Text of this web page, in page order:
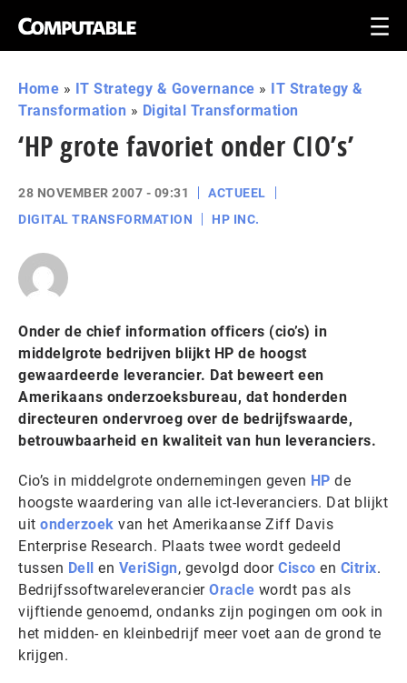
Home » IT Strategy & Governance » IT Strategy &
Transformation » Digital Transformation
‘HP grote favoriet onder CIO’s’
28 NOVEMBER 2007 - 09:31
ACTUEEL
DIGITAL TRANSFORMATION
HP INC.
Onder de chief information officers (cio’s) in
middelgrote bedrijven blijkt HP de hoogst
gewaardeerde leverancier. Dat beweert een
Amerikaans onderzoeksbureau, dat honderden
directeuren ondervroeg over de bedrijfswaarde,
betrouwbaarheid en kwaliteit van hun leveranciers.
Cio’s in middelgrote ondernemingen geven HP de
hoogste waardering van alle ict-leveranciers. Dat blijkt
uit onderzoek van het Amerikaanse Ziff Davis
Enterprise Research. Plaats twee wordt gedeeld
tussen Dell en VeriSign, gevolgd door Cisco en Citrix.
Bedrijfssoftwareleverancier Oracle wordt pas als
vijftiende genoemd, ondanks zijn pogingen om ook in
het midden- en kleinbedrijf meer voet aan de grond te
krijgen.